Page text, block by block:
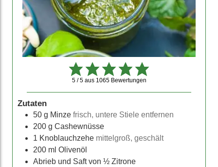
5 / 5aus 1065Bewertungen
Zutaten
50 g Minze frisch, untere Stiele entfernen
200 g Cashewnüsse
1 Knoblauchzehe mittelgroß, geschält
200 ml Olivenöl
Abrieb und Saft von ½ Zitrone